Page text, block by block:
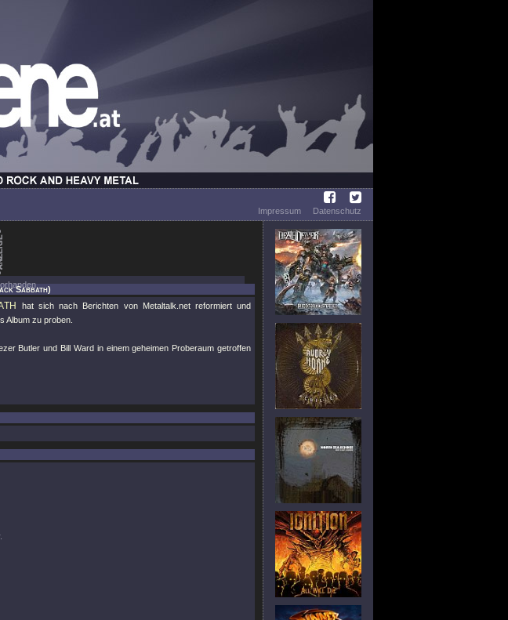
Impressum
Datenschutz
Sabbath)
hat sich nach Berichten von Metaltalk.net reformiert und
Album zu proben.
Butler und Bill Ward in einem geheimen Proberaum getroffen